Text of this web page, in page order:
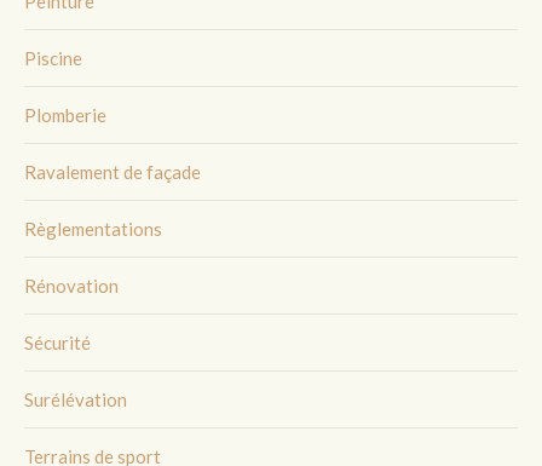
Piscine
Plomberie
Ravalement de façade
Règlementations
Rénovation
Sécurité
Surélévation
Terrains de sport